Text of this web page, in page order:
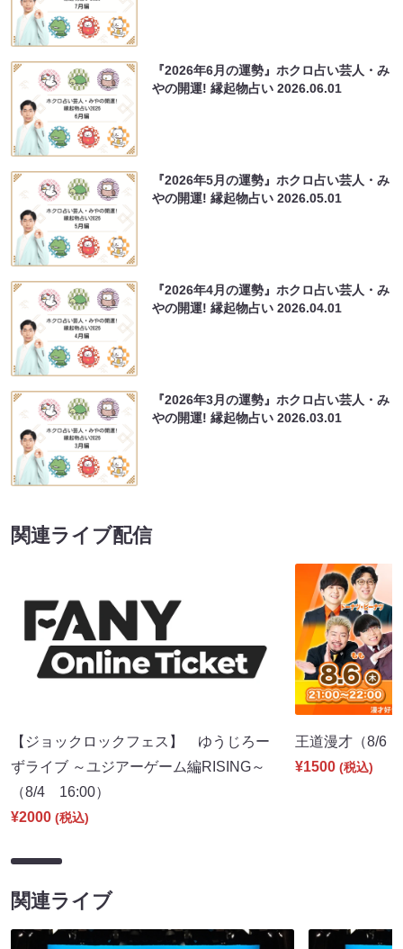
『2026年6月の運勢』ホクロ占い芸人・み
やの開運! 縁起物占い2026.06.01
『2026年5月の運勢』ホクロ占い芸人・み
やの開運! 縁起物占い2026.05.01
『2026年4月の運勢』ホクロ占い芸人・み
やの開運! 縁起物占い2026.04.01
『2026年3月の運勢』ホクロ占い芸人・み
やの開運! 縁起物占い2026.03.01
関連ライブ配信
【ジョックロックフェス】 ゆうじろー
ずライブ ～ユジアーゲーム編RISING～
（8/4 16:00）
¥2000 (税込)
王道漫才（8/6
¥1500 (税込)
関連ライブ